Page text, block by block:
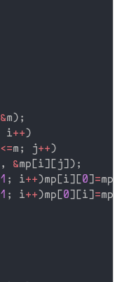
&m) ;
i++)
<=m ; j++)
, &mp [i] [ j] ) ;
1 ; i++)mp [i] [0] =mp
1 ; i++)mp [0] [i] =mp